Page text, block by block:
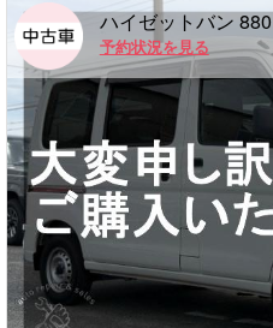
ハイゼットバン 880
予約状況を見る